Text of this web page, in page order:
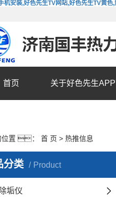
机安装,好色先生TV网站,好色先生TV黄色
首页 关于好色先生
位置 ： 首 页 > 热推信息
分类 Product
垢仪